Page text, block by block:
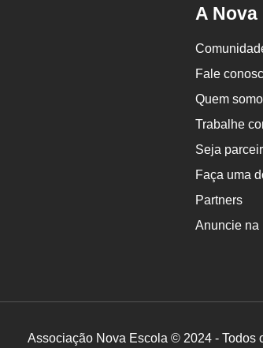
A
Fale
Quem
Trabalhe
Seja
Faça uma
Partners
Anuncie na
Associação Nova Escola © 2024 - Todos